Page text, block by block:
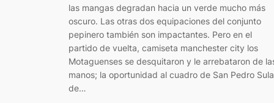
las mangas degradan hacia un verde mucho más
oscuro. Las otras dos equipaciones del conjunto
pepinero también son impactantes. Pero en el
partido de vuelta, camiseta manchester city los
Motaguenses se desquitaron y le arrebataron de
manos; la oportunidad al cuadro de San Pedro Sula
de…